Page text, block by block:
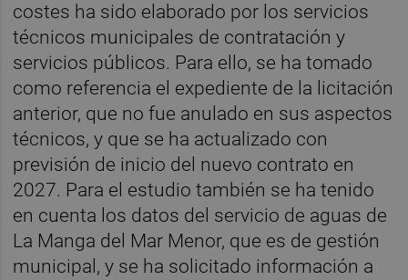
costes ha sido elaborado por los servicios
técnicos municipales de contratación y
servicios públicos. Para ello, se ha tomado
como referencia el expediente de la licitación
anterior, que no fue anulado en sus aspectos
técnicos, y que se ha actualizado con
previsión de inicio del nuevo contrato en
2027. Para el estudio también se ha tenido
en cuenta los datos del servicio de aguas de
La Manga del Mar Menor, que es de gestión
municipal, y se ha solicitado información a